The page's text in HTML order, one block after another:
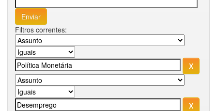
Filtros correntes: